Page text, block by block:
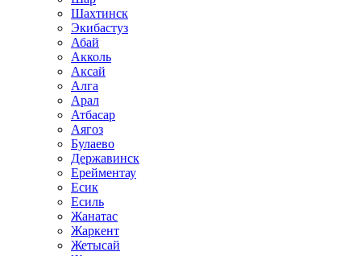
Шахтинск
Экибастуз
Абай
Акколь
Аксай
Алга
Арал
Атбасар
Аягоз
Булаево
Державинск
Ерейментау
Есик
Есиль
Жанатас
Жаркент
Жетысай